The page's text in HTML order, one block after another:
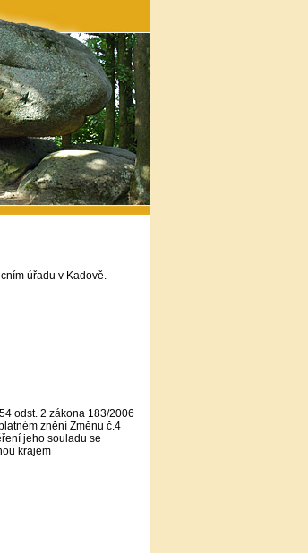
úřadu v Kadově.
odst. 2 zákona 183/2006
znění Změnu č.4
jeho souladu se
krajem